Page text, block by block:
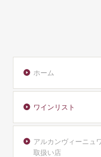
ホーム
ワインリスト
アルカンヴィーニュ
取扱い店